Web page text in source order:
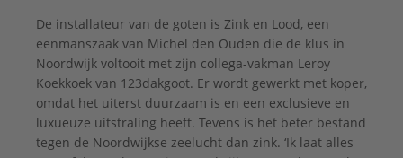
De installateur van de goten is Zink en Lood, een
eenmanszaak van Michel den Ouden die de klus in
Noordwijk voltooit met zijn collega-vakman Leroy
Koekkoek van 123dakgoot. Er wordt gewerkt met koper,
omdat het uiterst duurzaam is en een exclusieve en
luxueuze uitstraling heeft. Tevens is het beter bestand
tegen de Noordwijkse zeelucht dan zink. ‘Ik laat alles